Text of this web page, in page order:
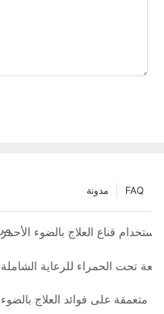
FAQ مدونة
لإيجاد أفضل علاج للضوء
قناع العلاج بالضوء الأحمر
أقنعة الوجه
تحت الحمراء للرعاية الشاملة
العثور على موردي العلاج